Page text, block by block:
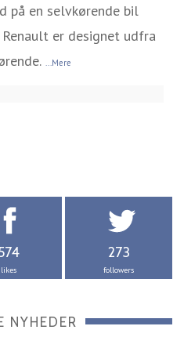
på en selvkørende bil
er designet udfra
...Mere
likes
273
followers
NYHEDER